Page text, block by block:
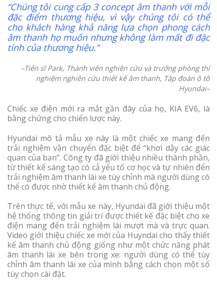
“Chúng tôi cung cấp 3 concept âm thanh với mỗi
đặc điểm thương hiệu, vì vậy chúng tôi có thể
cho khách hàng khả năng lựa chọn phong cách
âm thanh họ muốn nhưng không làm mất đi đặc
tính của thương hiệu.”
–Tiến sĩ Park, Thành viên nghiên cứu và trưởng phòng thí
nghiệm nghiên cứu thiết kế âm thanh, Tập đoàn ô tô
Hyundai–
Chiếc xe điện mới ra mắt gần đây của họ, KIA EV6, là
bằng chứng cho chiến lược này.
Hyundai mô tả mẫu xe này là một chiếc xe mang đến
trải nghiệm vận chuyển đặc biệt để “khơi dậy các giác
quan của bạn”. Công ty đã giới thiệu nhiều thành phần,
từ thiết kế sáng tạo có cả yếu tố cơ học và tự nhiên đến
trải nghiệm âm thanh lái xe tùy chỉnh mà người dùng có
thể có được nhờ thiết kế âm thanh chủ động.
Trên thực tế, với mẫu xe này, Hyundai đã giới thiệu một
hệ thống thông tin giải trí được thiết kế đặc biệt cho xe
điện mang đến trải nghiệm lái mượt mà và trực quan.
Video giới thiệu chiếc xe mới của Huyndai cho thấy thiết
kế âm thanh chủ động giống như một chức năng phát
âm thanh lái xe bên trong xe: người dùng có thể tùy
chỉnh âm thanh lái xe của mình bằng cách chọn một số
tùy chọn cài đặt.